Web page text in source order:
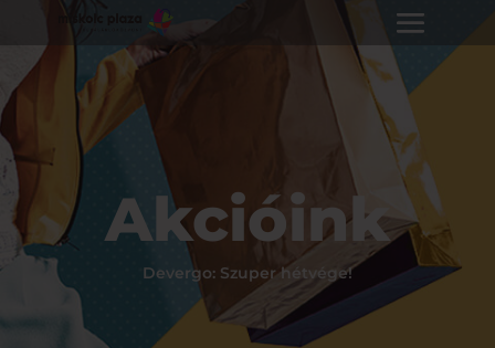
Akcióink
Devergo: Szuper hétvége!